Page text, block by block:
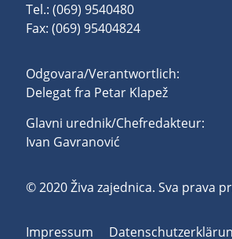
Tel.: (069) 9540480
Fax: (069) 95404824
Odgovara/Verantwortlich:
Delegat fra Petar Klapež
Glavni urednik/Chefredakteur:
Ivan Gavranović
© 2020 Živa zajednica. Sva prava
Impressum